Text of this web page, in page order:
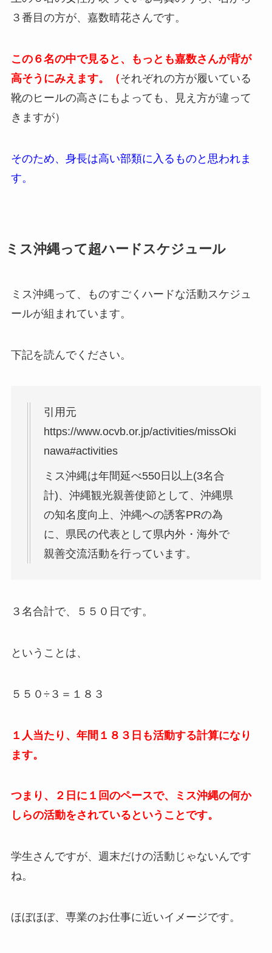
３番目の方が、嘉数晴花さんです。
この６名の中で見ると、もっとも嘉数さんが背が
高そうにみえます。（それぞれの方が履いている
靴のヒールの高さにもよっても、見え方が違って
きますが）
そのため、身長は高い部類に入るものと思われま
す。
ミス沖縄って超ハードスケジュール
ミス沖縄って、ものすごくハードな活動スケジュ
ールが組まれています。
下記を読んでください。
引用元
https://www.ocvb.or.jp/activities/missOki
nawa#activities
ミス沖縄は年間延べ550日以上(3名合
計)、沖縄観光親善使節として、沖縄県
の知名度向上、沖縄への誘客PRの為
に、県民の代表として県内外・海外で
親善交流活動を行っています。
３名合計で、５５０日です。
ということは、
５５０÷３＝１８３
１人当たり、年間１８３日も活動する計算になり
ます。
つまり、２日に１回のペースで、ミス沖縄の何か
しらの活動をされているということです。
学生さんですが、週末だけの活動じゃないんです
ね。
ほぼほぼ、専業のお仕事に近いイメージです。